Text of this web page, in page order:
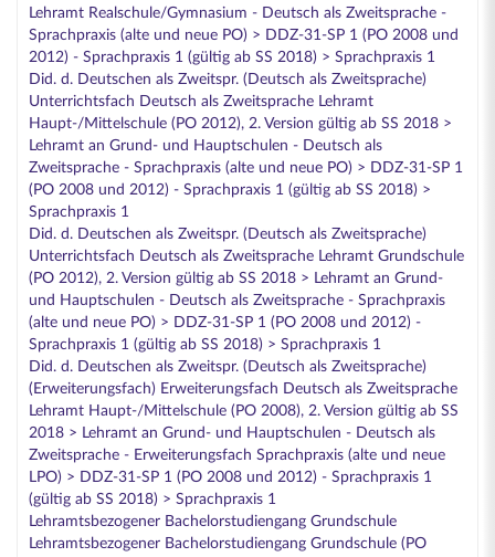
Lehramt Realschule/Gymnasium - Deutsch als Zweitsprache -
Sprachpraxis (alte und neue PO) > DDZ-31-SP 1 (PO 2008 und
2012) - Sprachpraxis 1 (gültig ab SS 2018) > Sprachpraxis 1
Did. d. Deutschen als Zweitspr. (Deutsch als Zweitsprache)
Unterrichtsfach Deutsch als Zweitsprache Lehramt
Haupt-/Mittelschule (PO 2012), 2. Version gültig ab SS 2018 >
Lehramt an Grund- und Hauptschulen - Deutsch als
Zweitsprache - Sprachpraxis (alte und neue PO) > DDZ-31-SP 1
(PO 2008 und 2012) - Sprachpraxis 1 (gültig ab SS 2018) >
Sprachpraxis 1
Did. d. Deutschen als Zweitspr. (Deutsch als Zweitsprache)
Unterrichtsfach Deutsch als Zweitsprache Lehramt Grundschule
(PO 2012), 2. Version gültig ab SS 2018 > Lehramt an Grund-
und Hauptschulen - Deutsch als Zweitsprache - Sprachpraxis
(alte und neue PO) > DDZ-31-SP 1 (PO 2008 und 2012) -
Sprachpraxis 1 (gültig ab SS 2018) > Sprachpraxis 1
Did. d. Deutschen als Zweitspr. (Deutsch als Zweitsprache)
(Erweiterungsfach) Erweiterungsfach Deutsch als Zweitsprache
Lehramt Haupt-/Mittelschule (PO 2008), 2. Version gültig ab SS
2018 > Lehramt an Grund- und Hauptschulen - Deutsch als
Zweitsprache - Erweiterungsfach Sprachpraxis (alte und neue
LPO) > DDZ-31-SP 1 (PO 2008 und 2012) - Sprachpraxis 1
(gültig ab SS 2018) > Sprachpraxis 1
Lehramtsbezogener Bachelorstudiengang Grundschule
Lehramtsbezogener Bachelorstudiengang Grundschule (PO